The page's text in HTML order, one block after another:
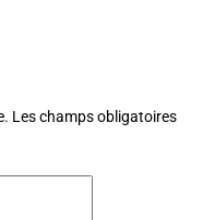
Les champs obligatoires